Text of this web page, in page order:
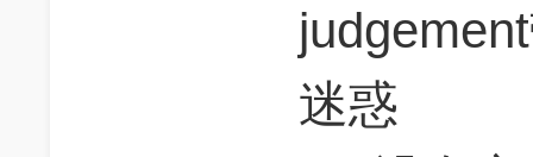
迷惑